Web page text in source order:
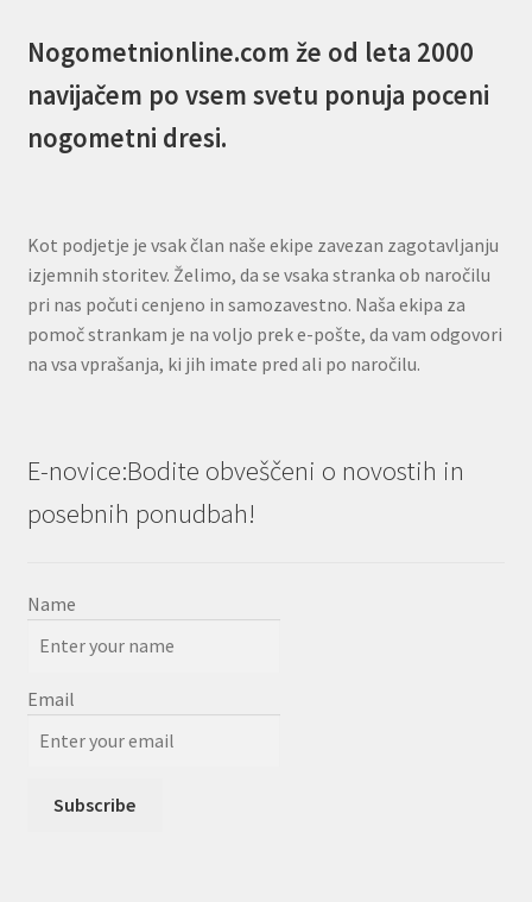
Nogometnionline.com že od leta 2000
navijačem po vsem svetu ponuja poceni
nogometni dresi.
Kot podjetje je vsak član naše ekipe zavezan zagotavljanju
izjemnih storitev. Želimo, da se vsaka stranka ob naročilu
pri nas počuti cenjeno in samozavestno. Naša ekipa za
pomoč strankam je na voljo prek e-pošte, da vam odgovori
na vsa vprašanja, ki jih imate pred ali po naročilu.
E-novice:Bodite obveščeni o novostih in
posebnih ponudbah!
Name
Email